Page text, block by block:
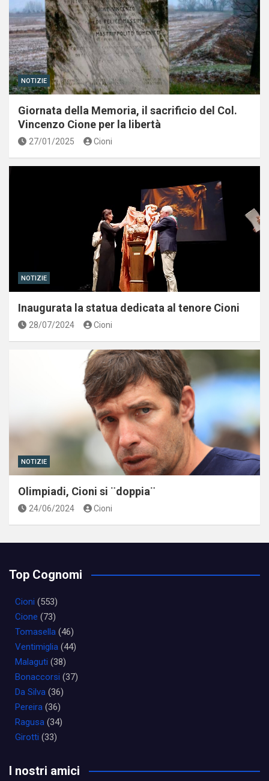
NOTIZIE
Giornata della Memoria, il sacrificio del Col.
Vincenzo Cione per la libertà
27/01/2025 Cioni
NOTIZIE
Inaugurata la statua dedicata al tenore Cioni
28/07/2024 Cioni
NOTIZIE
Olimpiadi, Cioni si ¨doppia¨
24/06/2024 Cioni
Top Cognomi
Cioni (553)
Cione (73)
Tomasella (46)
Ventimiglia (44)
Malaguti (38)
Bonaccorsi (37)
Da Silva (36)
Pereira (36)
Ragusa (34)
Girotti (33)
I nostri amici